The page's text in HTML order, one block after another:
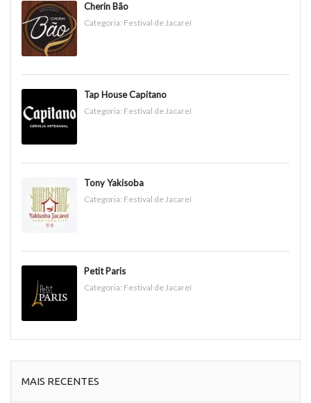
Cherin Bão
Categoria: Festival de Jacareí
Tap House Capitano
Categoria: Festival de Jacareí
Tony Yakisoba
Categoria: Festival de Jacareí
Petit Paris
Categoria: Festival de Jacareí
MAIS RECENTES